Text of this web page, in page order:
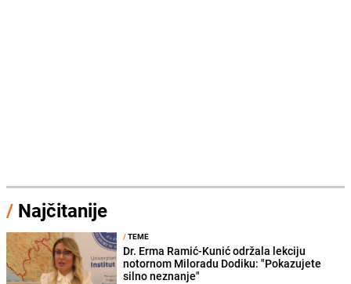
/ Najčitanije
/TEME
Dr. Erma Ramić-Kunić održala lekciju
notornom Miloradu Dodiku: "Pokazujete
silno neznanje"